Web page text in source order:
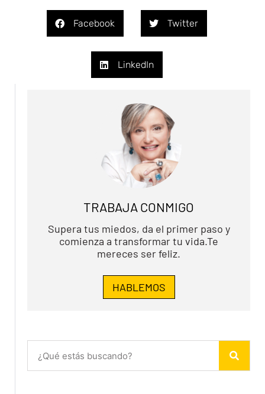
Facebook Twitter
LinkedIn
TRABAJA CONMIGO
Supera tus miedos, da el primer paso y
comienza a transformar tu vida.Te
mereces ser feliz.
HABLEMOS